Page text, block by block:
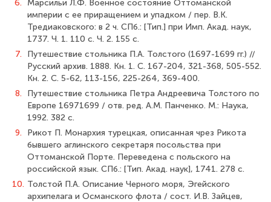
6.
Марсильи Л.Ф. Военное состояние Оттоманской
империи с ее приращением и упадком / пер. В.К.
Тредиаковского: в 2 ч. СПб.: [Тип.] при Имп. Акад. наук,
1737. Ч. 1. 110 с. Ч. 2. 155 с.
7.
Путешествие стольника П.А. Толстого (1697-1699 гг.) //
Русский архив. 1888. Кн. 1. С. 167-204, 321-368, 505-552.
Кн. 2. С. 5-62, 113-156, 225-264, 369-400.
8.
Путешествие стольника Петра Андреевича Толстого по
Европе 1697­1699 / отв. ред. А.М. Панченко. М.: Наука,
1992. 382 с.
9.
Рикот П. Монархия турецкая, описанная чрез Рикота
бывшего аглинского секретаря посольства при
Оттоманской Порте. Переведена с польского на
российской язык. СПб.: [Тип. Акад. наук], 1741. 278 с.
10. Толстой П.А. Описание Черного моря, Эгейского
архипелага и Османского флота / сост. И.В. Зайцев,